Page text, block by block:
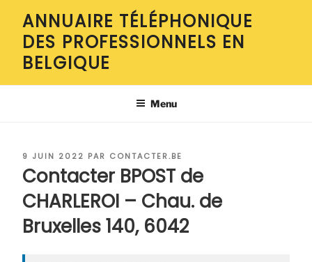
contenu
principal
ANNUAIRE TÉLÉPHONIQUE
DES PROFESSIONNELS EN
BELGIQUE
Menu
PUBLIÉ
LE
9 JUIN 2022 PAR CONTACTER.BE
Contacter BPOST de
CHARLEROI – Chau. de
Bruxelles 140, 6042